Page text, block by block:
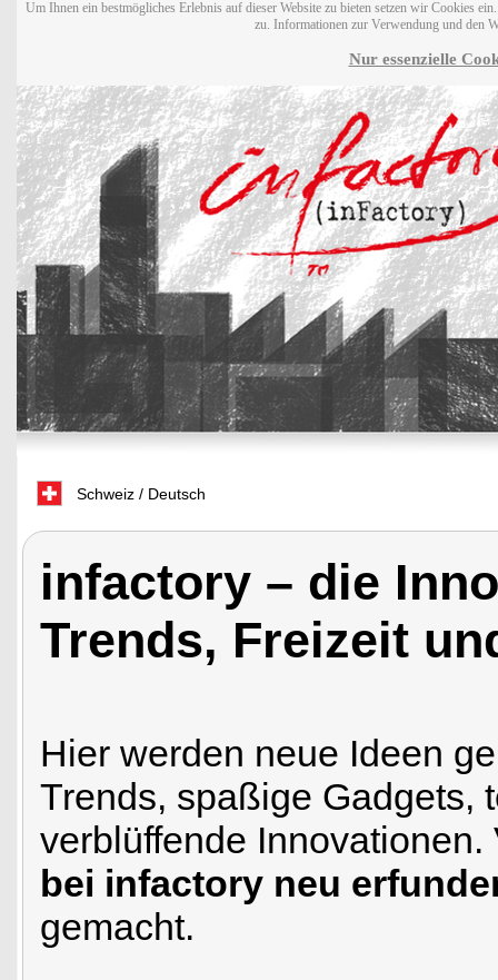
Um Ihnen ein bestmögliches Erlebnis auf dieser Website zu bieten setzen wir Cookies
zu. Informationen zur Verwendung und den
Nur essenzielle
Schweiz / Deutsch
infactory – die
Trends, Freizeit
Hier werden neue Ideen
Trends, spaßige Gadgets,
verblüffende
bei infactory neu
gemacht.